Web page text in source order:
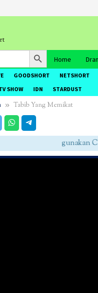
Search Button
Home
GOODSHORT NETSHORT
SHOW IDN STARDUST
Tabib Yang Memikat
gunakan